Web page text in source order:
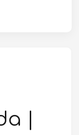
|